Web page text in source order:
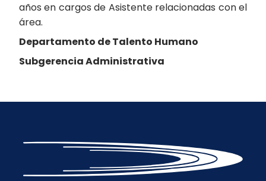
años en cargos de Asistente relacionadas con el
área.
Departamento de Talento Humano
Subgerencia Administrativa